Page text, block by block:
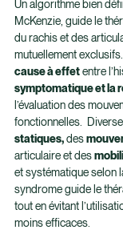
Un algorithme bien
McKenzie, guide le
du rachis et des
mutuellement
cause à effetentre
symptomatique et la
l’évaluation des
fonctionnelles.
statiques,des
articulaire et des
et systématique selon
syndrome guide le
tout en évitant
moins efficaces.